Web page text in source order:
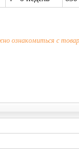
ознакомиться с